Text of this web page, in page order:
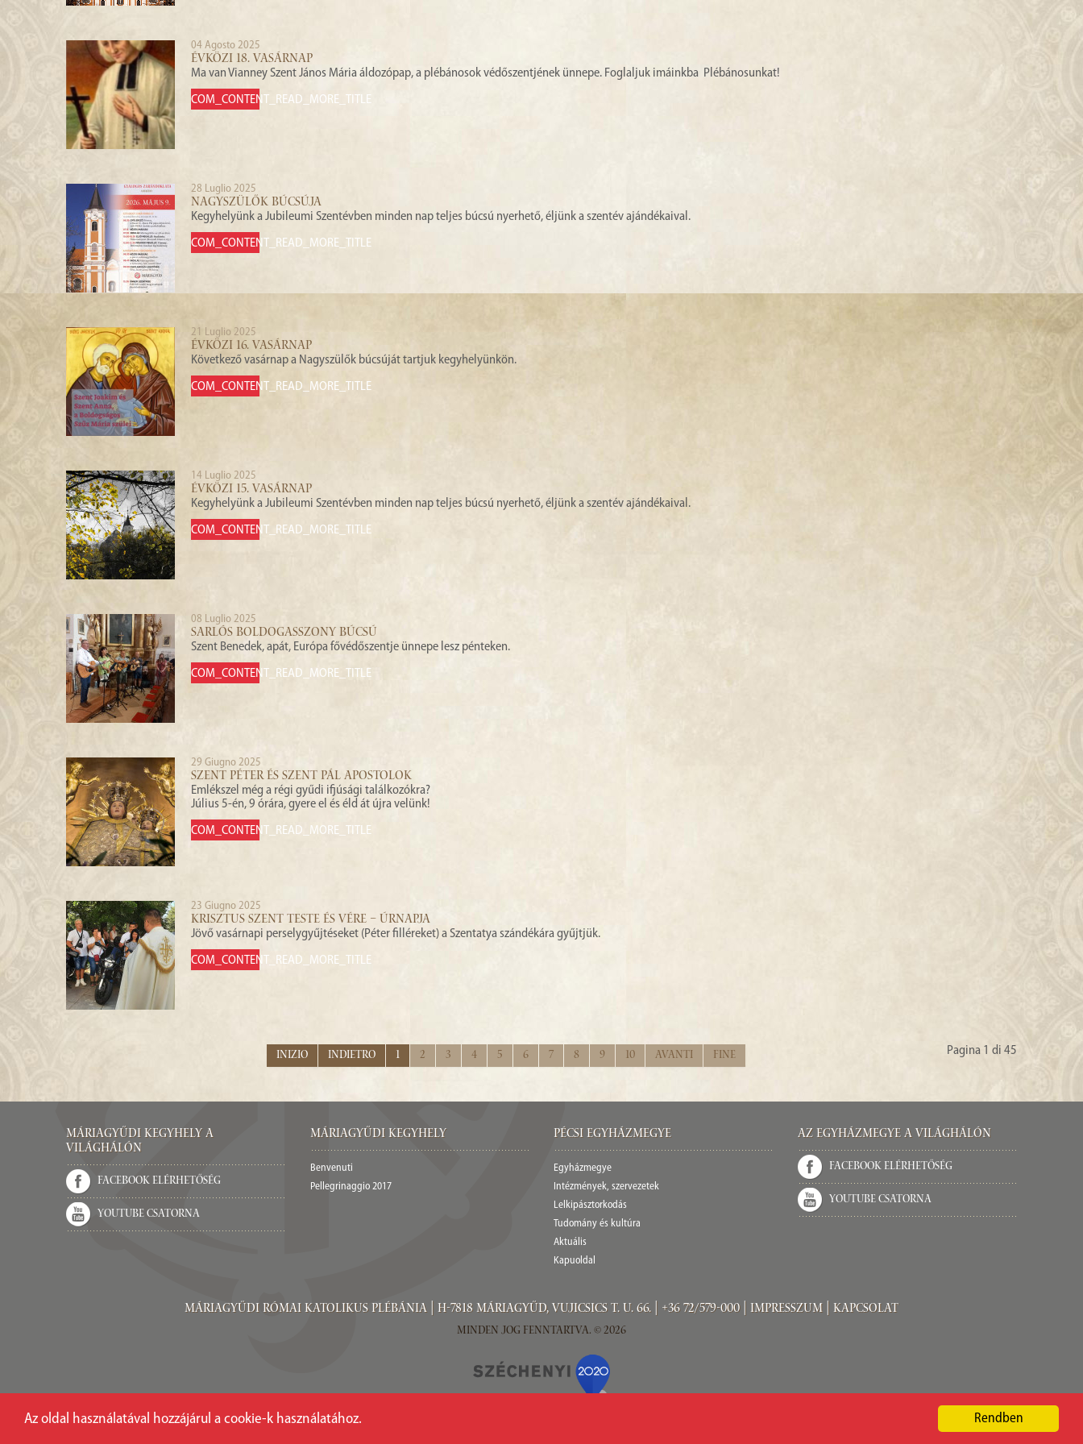
Rendben
Az oldal használatával hozzájárul a cookie-k használatához.
04 Agosto 2025
ÉVKÖZI 18. VASÁRNAP
Ma van Vianney Szent János Mária áldozópap, a plébánosok védőszentjének ünnepe. Foglaljuk imáinkba Plébánosunkat!
COM_CONTENT_READ_MORE_TITLE
28 Luglio 2025
NAGYSZÜLŐK BÚCSÚJA
Kegyhelyünk a Jubileumi Szentévben minden nap teljes búcsú nyerhető, éljünk a szentév ajándékaival.
COM_CONTENT_READ_MORE_TITLE
21 Luglio 2025
ÉVKÖZI 16. VASÁRNAP
Következő vasárnap a Nagyszülők búcsúját tartjuk kegyhelyünkön.
COM_CONTENT_READ_MORE_TITLE
14 Luglio 2025
ÉVKÖZI 15. VASÁRNAP
Kegyhelyünk a Jubileumi Szentévben minden nap teljes búcsú nyerhető, éljünk a szentév ajándékaival.
COM_CONTENT_READ_MORE_TITLE
08 Luglio 2025
SARLÓS BOLDOGASSZONY BÚCSÚ
Szent Benedek, apát, Európa fővédőszentje ünnepe lesz pénteken.
COM_CONTENT_READ_MORE_TITLE
29 Giugno 2025
SZENT PÉTER ÉS SZENT PÁL APOSTOLOK
Emlékszel még a régi gyűdi ifjúsági találkozókra?
Július 5-én, 9 órára, gyere el és éld át újra velünk!
COM_CONTENT_READ_MORE_TITLE
23 Giugno 2025
KRISZTUS SZENT TESTE ÉS VÉRE – ÚRNAPJA
Jövő vasárnapi perselygyűjtéseket (Péter filléreket) a Szentatya szándékára gyűjtjük.
COM_CONTENT_READ_MORE_TITLE
Pagina 1 di 45
Inizio Indietro 1 2 3 4 5 6 7 8 9 10 Avanti Fine
Máriagyűdi Kegyhely a
világhálón
Facebook elérhetőség
Youtube csatorna
Máriagyűdi Kegyhely
Benvenuti
Pellegrinaggio 2017
Pécsi egyházmegye
Egyházmegye
Intézmények, szervezetek
Lelkipásztorkodás
Tudomány és kultúra
Aktuális
Kapuoldal
Az Egyházmegye a világhálón
Facebook elérhetőség
Youtube csatorna
Máriagyűdi Római Katolikus Plébánia | H-7818 Máriagyűd, Vujicsics T. u. 66. | +36 72/579-000 | Impresszum Kapcsolat
Minden jog fenntartva. © 2026